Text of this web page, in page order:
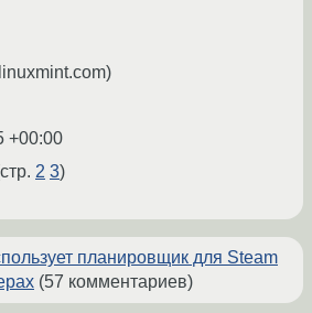
+00:00
2 3)
планировщик для Steam
(57 комментариев)